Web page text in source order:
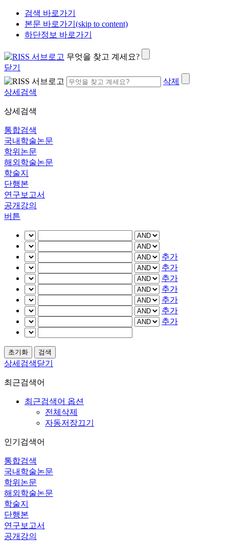
검색 바로가기
본문 바로가기(skip to content)
하단정보 바로가기
무엇을 찾고 계세요?
닫기
삭제
상세검색
상세검색
통합검색
국내학술논문
학위논문
해외학술논문
학술지
단행본
연구보고서
공개강의
버튼
추가
추가
추가
추가
추가
추가
추가
상세검색닫기
최근검색어
최근검색어 옵션
전체삭제
자동저장끄기
인기검색어
통합검색
국내학술논문
학위논문
해외학술논문
학술지
단행본
연구보고서
공개강의